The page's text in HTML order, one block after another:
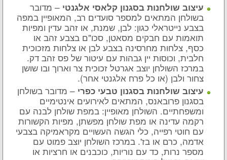
עיצוב שולחנות בסגנון קלאסי אלגנטי – מדובר
בשולחן המתאים למספר סועדים רב, המאופיין במפה
בצבע נייטראלי כגון: לבן, שמנת, או זהב עדין ומפיות
תואמות עם חבקים מסאטן, סכו"ם בצבע זהב או
כסף, צלחות מחרסינה בצבע לבן או צלחות מזכוכית
חלבית, וכוסות יין גבהות עם עיטור של פס זהב דק.
במרכז השולחן יוצב אגרטל זכוכית צר וארוך ובו שושן
צחור ולבן (או כל פרח אלגנטי אחר).
עיצוב שולחנות בסגנון טבעי כפרי – מדובר בשולחן
בסגנון פרובאנס, המתאים לאירועים אינטימיים
ומשפחתיים. השולחן מאופיין: במפת שולחן לבנה עם
רקמה עדינה או מפת שולחן מפשתן, מפיות הקשורות
עם חוטי רפייה, כלי הגשה העשויים מקראמיקה בצבעי
אדמה, כרם או בז'. במרכז השולחן יוצב פמוט עם
מספר נרות, כד עם נוריות, כוכבנים או חרציות או